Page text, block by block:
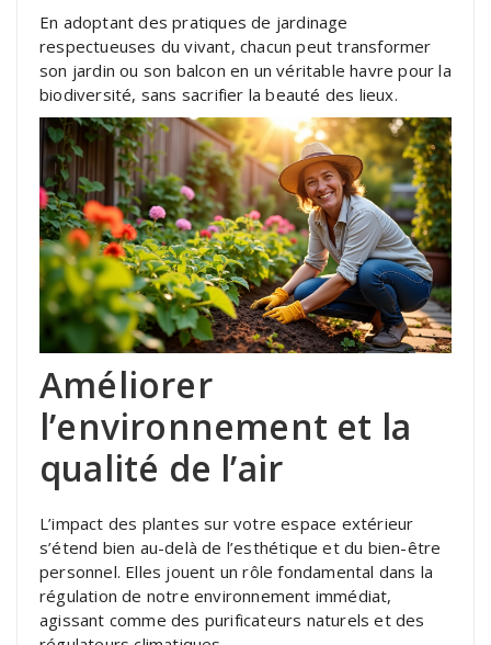
En adoptant des pratiques de jardinage
respectueuses du vivant, chacun peut transformer
son jardin ou son balcon en un véritable havre pour la
biodiversité, sans sacrifier la beauté des lieux.
Améliorer
l’environnement et la
qualité de l’air
L’impact des plantes sur votre espace extérieur
s’étend bien au-delà de l’esthétique et du bien-être
personnel. Elles jouent un rôle fondamental dans la
régulation de notre environnement immédiat,
agissant comme des purificateurs naturels et des